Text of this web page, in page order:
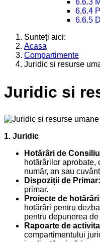
6.6.3
6.6.4
6.6.5
Sunteți aici:
Acasa
Compartimente
Juridic si resurse
Juridic si
1. Juridic
Hotărâri de
hotărârilor aprobate,
număr, an sau
Dispoziții de Primar:
primar.
Proiecte de
hotărâri pentru
pentru depunerea
Rapoarte de
compartimentului